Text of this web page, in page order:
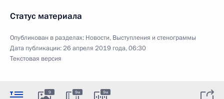
Статус материала
Опубликован в разделах: Новости, Выступления и стенограммы
Дата публикации:26 апреля 2019 года, 06:30
Текстовая версия
9 9м 9м